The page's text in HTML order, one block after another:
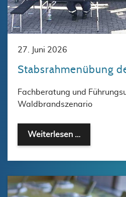
27. Juni 2026
Stabsrahmenübung
Fachberatung und
Waldbrandszenario
Weiterlesen …